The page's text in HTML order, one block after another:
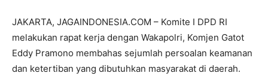
JAKARTA, JAGAINDONESIA.COM – Komite I DPD RI
melakukan rapat kerja dengan Wakapolri, Komjen Gatot
Eddy Pramono membahas sejumlah persoalan keamanan
dan ketertiban yang dibutuhkan masyarakat di daerah.